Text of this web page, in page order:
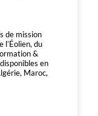
de mission
l’Éolien, du
&
en
Maroc,